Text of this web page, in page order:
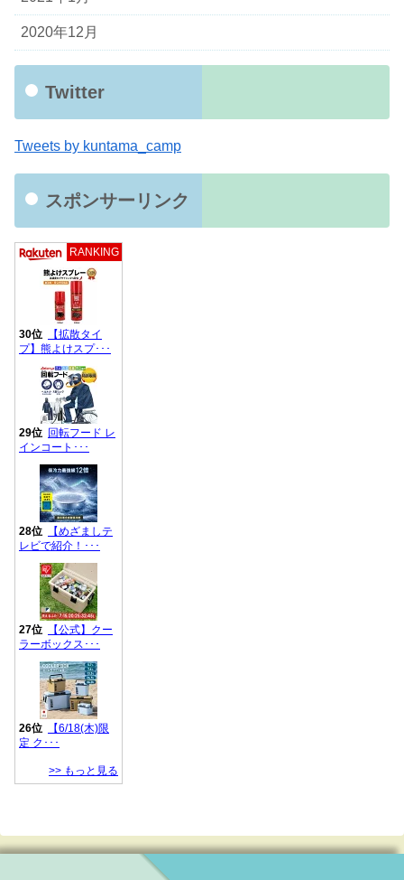
2020年12月
Twitter
Tweets by kuntama_camp
スポンサーリンク